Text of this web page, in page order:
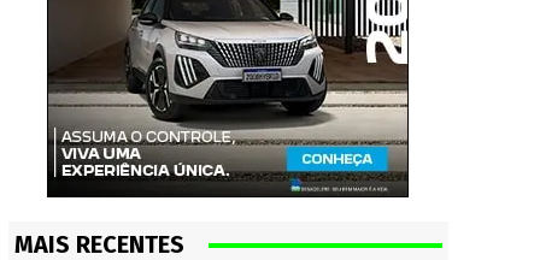
MAIS RECENTES